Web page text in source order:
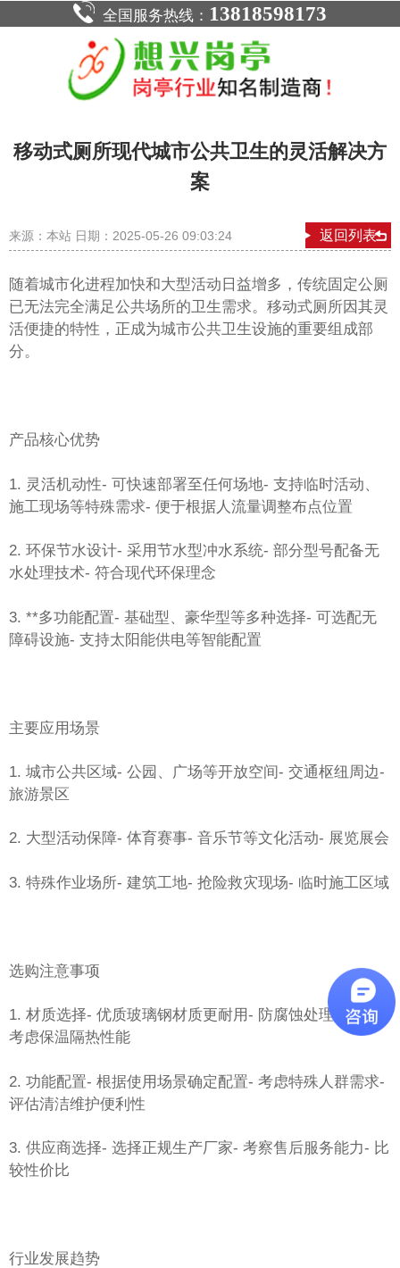
全国服务热线： 13818598173
移动式厕所现代城市公共卫生的灵活解决方
案
返回列表
来源：本站 日期：2025-05-26 09:03:24
随着城市化进程加快和大型活动日益增多，传统固定公厕
已无法完全满足公共场所的卫生需求。移动式厕所因其灵
活便捷的特性，正成为城市公共卫生设施的重要组成部
分。
产品核心优势
1. 灵活机动性- 可快速部署至任何场地- 支持临时活动、
施工现场等特殊需求- 便于根据人流量调整布点位置
2. 环保节水设计- 采用节水型冲水系统- 部分型号配备无
水处理技术- 符合现代环保理念
3. **多功能配置- 基础型、豪华型等多种选择- 可选配无
障碍设施- 支持太阳能供电等智能配置
主要应用场景
1. 城市公共区域- 公园、广场等开放空间- 交通枢纽周边-
旅游景区
2. 大型活动保障- 体育赛事- 音乐节等文化活动- 展览展会
3. 特殊作业场所- 建筑工地- 抢险救灾现场- 临时施工区域
选购注意事项
1. 材质选择- 优质玻璃钢材质更耐用- 防腐蚀处理很重要
考虑保温隔热性能
2. 功能配置- 根据使用场景确定配置- 考虑特殊人群需求-
评估清洁维护便利性
3. 供应商选择- 选择正规生产厂家- 考察售后服务能力- 比
较性价比
行业发展趋势